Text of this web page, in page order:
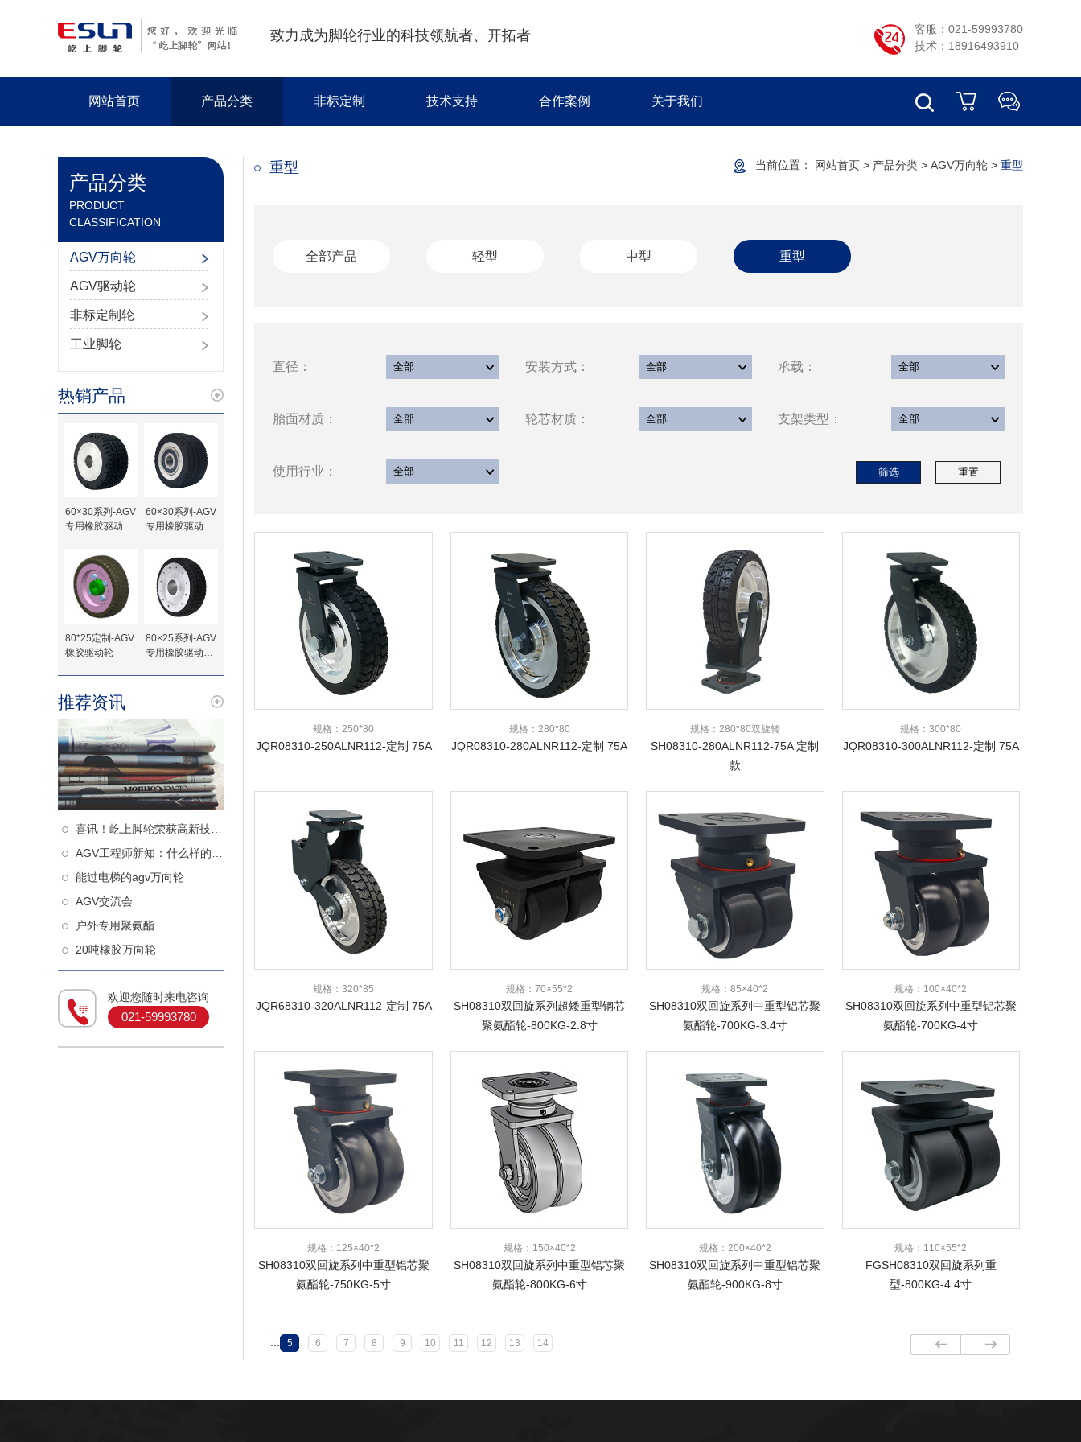
致力成为脚轮行业的科技领航者、开拓者
客服：021-59993780
技术：18916493910
网站首页 产品分类 非标定制 技术支持 合作案例 关于我们
产品分类
PRODUCT
CLASSIFICATION
AGV万向轮
AGV驱动轮
非标定制轮
工业脚轮
热销产品
60×30系列-AGV
专用橡胶驱动轮-
60×30系列-AGV
专用橡胶驱动轮-
80*25定制-AGV
橡胶驱动轮
80×25系列-AGV
专用橡胶驱动轮-
推荐资讯
能过电梯的agv万向轮
AGV交流会
户外专用聚氨酯
20吨橡胶万向轮
欢迎您随时来电咨询
021-59993780
重型 当前位置： 网站首页 > 产品分类 > AGV万向轮 > 重型
全部产品 轻型 中型 重型
直径： 安装方式： 承载：
胎面材质： 轮芯材质： 支架类型：
使用行业：
规格：250*80
JQR08310-250ALNR112-定制 75A
规格：280*80
JQR08310-280ALNR112-定制 75A
规格：280*80双旋转
SH08310-280ALNR112-75A 定制
款
规格：300*80
JQR08310-300ALNR112-定制 75A
规格：320*85
JQR68310-320ALNR112-定制 75A
规格：70×55*2
SH08310双回旋系列超矮重型钢芯
聚氨酯轮-800KG-2.8寸
规格：85×40*2
SH08310双回旋系列中重型铝芯聚
氨酯轮-700KG-3.4寸
规格：100×40*2
SH08310双回旋系列中重型铝芯聚
氨酯轮-700KG-4寸
规格：125×40*2
SH08310双回旋系列中重型铝芯聚
氨酯轮-750KG-5寸
规格：150×40*2
SH08310双回旋系列中重型铝芯聚
氨酯轮-800KG-6寸
规格：200×40*2
SH08310双回旋系列中重型铝芯聚
氨酯轮-900KG-8寸
规格：110×55*2
FGSH08310双回旋系列重
型-800KG-4.4寸
... 5 6 7 8 9 10 11 12 13 14